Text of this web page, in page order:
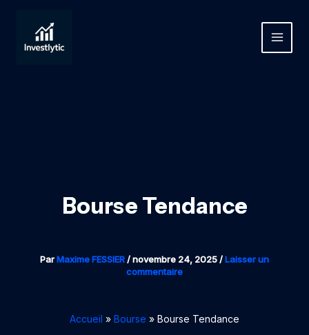
contenu
MAIN
Bourse Tendance
ParMaxime FESSIER/novembre 24, 2025/Laisser un
commentaire
Accueil Bourse Bourse Tendance